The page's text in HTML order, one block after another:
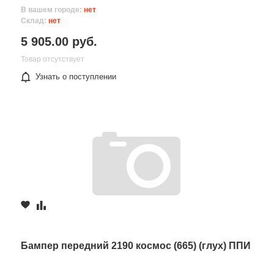
В вашем городе: нет
Склад: нет
5 905.00 руб.
Товар отсутствует
Узнать о поступлении
Бампер передний 2190 космос (665) (глух) ППИ